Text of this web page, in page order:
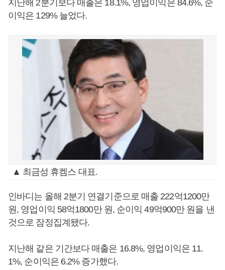
지난해 2분기보다 매출은 18.1%, 영업이익은 84.6%, 순
이익은 129% 늘었다.
▲ 최금성 휴켐스 대표.
인바디는 올해 2분기 연결기준으로 매출 222억1200만
원, 영업이익 58억1800만 원, 순이익 49억900만 원을 낸
것으로 잠정집계됐다.
지난해 같은 기간보다 매출은 16.8%, 영업이익은 11.
1%, 순이익은 6.2% 증가했다.